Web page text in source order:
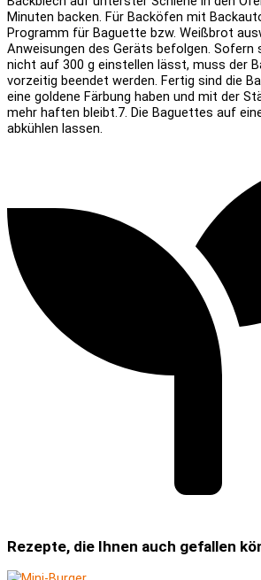
Minuten backen. Für Backöfen mit
Programm für Baguette bzw. Weißbrot
Anweisungen des Geräts befolgen. Sofern
nicht auf 300 g einstellen lässt, muss der
vorzeitig beendet werden. Fertig sind die
eine goldene Färbung haben und mit der
mehr haften bleibt.7. Die Baguettes auf
abkühlen lassen.
Rezepte, die Ihnen auch gefallen